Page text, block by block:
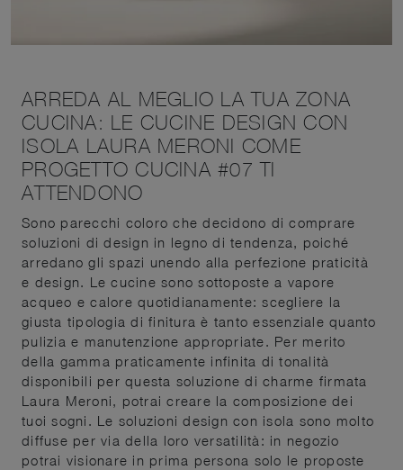
ARREDA AL MEGLIO LA TUA ZONA
CUCINA: LE CUCINE DESIGN CON
ISOLA LAURA MERONI COME
PROGETTO CUCINA #07 TI
ATTENDONO
Sono parecchi coloro che decidono di comprare
soluzioni di design in legno di tendenza, poiché
arredano gli spazi unendo alla perfezione praticità
e design. Le cucine sono sottoposte a vapore
acqueo e calore quotidianamente: scegliere la
giusta tipologia di finitura è tanto essenziale quanto
pulizia e manutenzione appropriate. Per merito
della gamma praticamente infinita di tonalità
disponibili per questa soluzione di charme firmata
Laura Meroni, potrai creare la composizione dei
tuoi sogni. Le soluzioni design con isola sono molto
diffuse per via della loro versatilità: in negozio
potrai visionare in prima persona solo le proposte